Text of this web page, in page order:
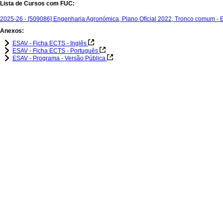
Lista de Cursos com FUC:
2025-26 - [509086] Engenharia Agronómica, Plano Ofícial 2022, Tronco comum -
Anexos:
ESAV - Ficha ECTS - Inglês
ESAV - Ficha ECTS - Português
ESAV - Programa - Versão Pública